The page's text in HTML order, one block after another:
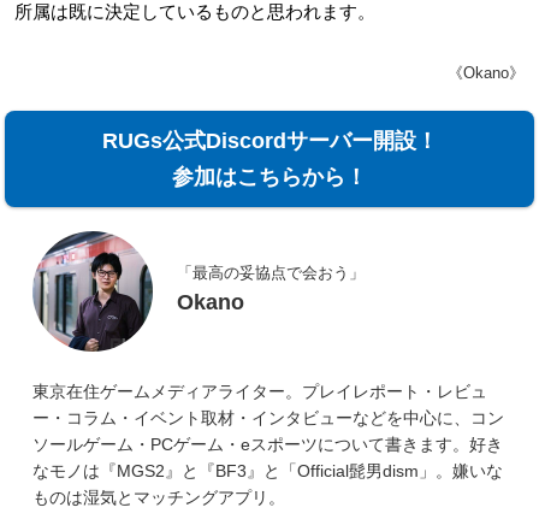
所属は既に決定しているものと思われます。
《Okano》
RUGs公式Discordサーバー開設！
参加はこちらから！
「最高の妥協点で会おう」
Okano
東京在住ゲームメディアライター。プレイレポート・レビュ
ー・コラム・イベント取材・インタビューなどを中心に、コン
ソールゲーム・PCゲーム・eスポーツについて書きます。好き
なモノは『MGS2』と『BF3』と「Official髭男dism」。嫌いな
ものは湿気とマッチングアプリ。